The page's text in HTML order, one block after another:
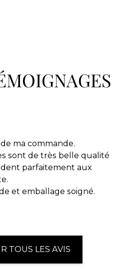
ma commande.
sont de très belle qualité
parfaitement aux
et emballage soigné.
TOUS LES AVIS